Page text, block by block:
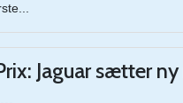
Jaguar sætter